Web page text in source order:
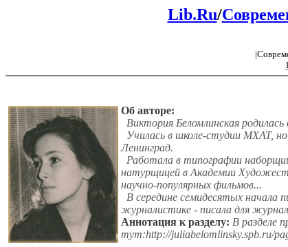
Lib.Ru/
Об авторе:
Виктория Беломлинская родилась
Училась в школе-студии МХАТ,
Ленинград.
Работала в типографии
натурщицей в Академии
научно-популярных фильмов...
В середине семидесятых начала
журналистике - писала для
Аннотация к разделу: В разделе
тут:http://juliabelomlinsky.spb.ru/